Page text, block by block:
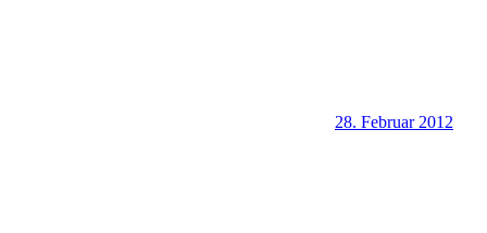
28. Februar 2012